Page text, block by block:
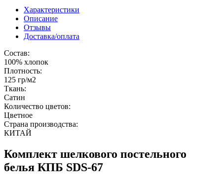
Характеристики
Описание
Отзывы
Доставка/оплата
Состав:
100% хлопок
Плотность:
125 гр/м2
Ткань:
Сатин
Количество цветов:
Цветное
Страна производства:
КИТАЙ
Комплект шелкового постельного
белья КПБ SDS-67